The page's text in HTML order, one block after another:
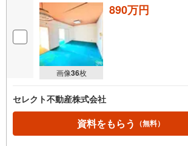
画像36枚
890万円
セレクト不動産株式会社
資料をもらう （無料）